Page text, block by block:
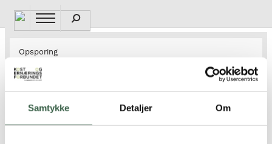
Samtykke Detaljer Om
hovedindhold
Opsporing
Opsporing
Opsporing af borgere og patienter i ernæringsrisiko
Syge voksne der kan være i
ernæringsrisiko
Indlagte patienter og patienter, som behandles i
primærsektoren eller ambulant før og efter indlæggelse, og